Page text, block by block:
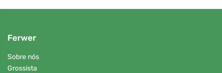
Ferwer
Sobre nós
Grossista